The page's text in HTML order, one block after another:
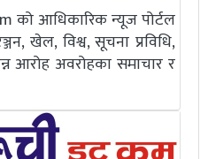
को आधिकारिक न्यूज पोर्टल
खेल, विश्व, सूचना प्रविधि,
आरोह अवरोहका समाचार र